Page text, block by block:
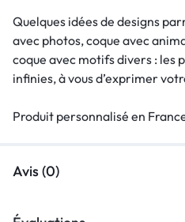
Quelques idées de designs
avec photos, coque avec
coque avec motifs divers : les
infinies, à vous d’exprimer
Produit personnalisé en
Avis (0)